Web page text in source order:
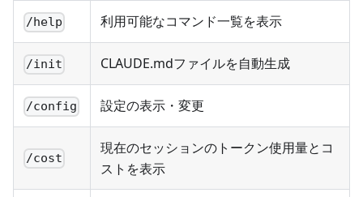
/help 利用可能なコマンド一覧を表示
/init CLAUDE.mdファイルを自動生成
/config 設定の表示・変更
/cost
現在のセッションのトークン使用量とコ
ストを表示